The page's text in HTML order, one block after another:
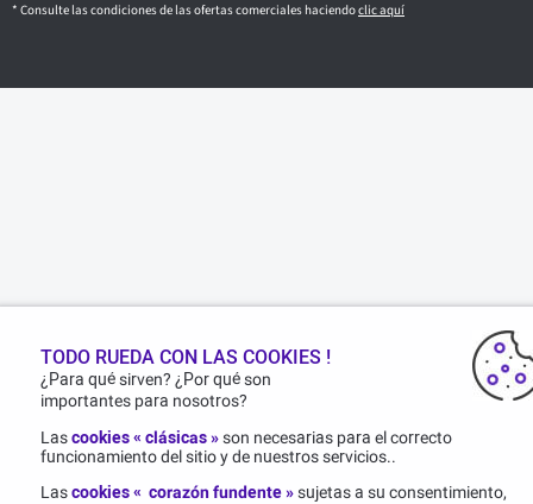
* Consulte las condiciones de las ofertas comerciales haciendoclic aquí
TODO RUEDA CON LAS COOKIES !
¿Para qué sirven? ¿Por qué son
importantes para nosotros?
Lascookies « clásicas »son necesarias para el correcto
funcionamiento del sitio y de nuestros servicios..
Lascookies « corazón fundente »sujetas a su consentimiento,